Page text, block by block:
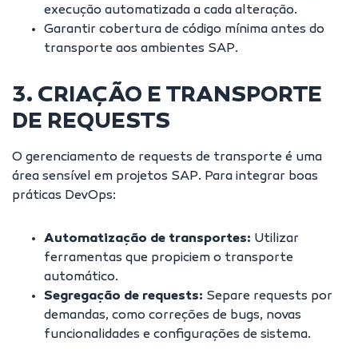
execução automatizada a cada alteração.
Garantir cobertura de código mínima antes do
transporte aos ambientes SAP.
3. CRIAÇÃO E TRANSPORTE
DE REQUESTS
O gerenciamento de requests de transporte é uma
área sensível em projetos SAP. Para integrar boas
práticas DevOps:
Automatização de transportes: Utilizar
ferramentas que propiciem o transporte
automático.
Segregação de requests: Separe requests por
demandas, como correções de bugs, novas
funcionalidades e configurações de sistema.